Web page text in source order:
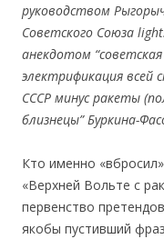
руководством
Советского Союза
анекдотом “
электрификация всей
СССР минус ракеты
близнецы”Буркина-
Кто именно
«Верхней Вольте с
первенство
якобы пустивший